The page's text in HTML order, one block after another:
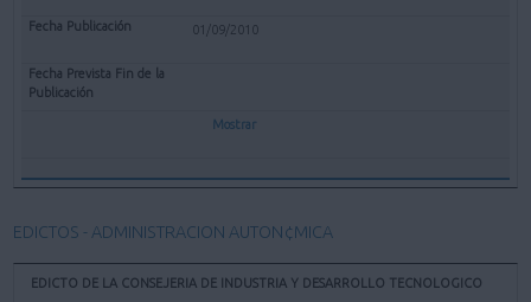
01/09/2010
Mostrar
EDICTOS - ADMINISTRACION AUTON¢MICA
EDICTO DE LA CONSEJERIA DE INDUSTRIA Y DESARROLLO TECNOLOGICO